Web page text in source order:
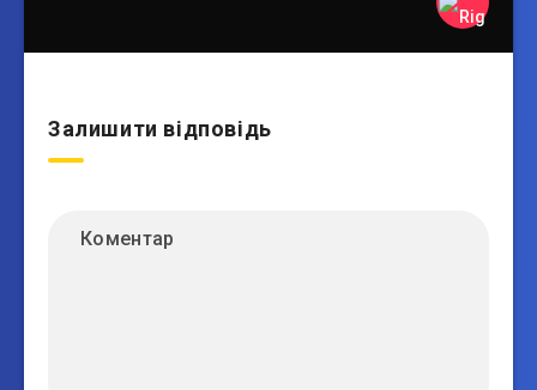
Залишити відповідь